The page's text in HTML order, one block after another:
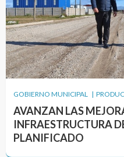
GOBIERNO MUNICIPAL |
AVANZAN LAS
INFRAESTRUCTURA
PLANIFICADO